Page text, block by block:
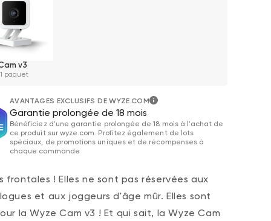
v3
paquet
AVANTAGES EXCLUSIFS DE WYZE.COM
Garantie prolongée de 18 mois
Bénéficiez d'une garantie prolongée de 18 mois à l'achat de
ce produit sur wyze.com. Profitez également de lots
spéciaux, de promotions uniques et de récompenses à
chaque commande
frontales ! Elles ne sont pas réservées aux
et aux joggeurs d'âge mûr. Elles sont
la Wyze Cam v3 ! Et qui sait, la Wyze Cam